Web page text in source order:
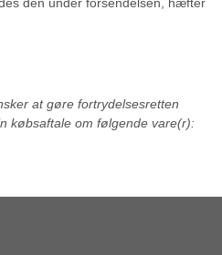
den under forsendelsen, hæfter
at gøre fortrydelsesretten
købsaftale om følgende vare(r):